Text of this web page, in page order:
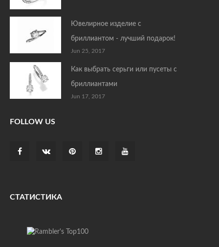
Ювелирное изделие с
бриллиантом - лучший подарок!
Jun 25, 2017
Как выбрать серьги или пусеты с
бриллиантами
Jun 17, 2017
FOLLOW US
СТАТИСТИКА